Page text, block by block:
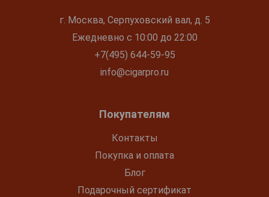
г. Москва, Серпуховский вал, д. 5
Ежедневно с 10:00 до 22:00
+7(495) 644-59-95
info@cigarpro.ru
Покупателям
Контакты
Покупка и оплата
Блог
Подарочный сертификат